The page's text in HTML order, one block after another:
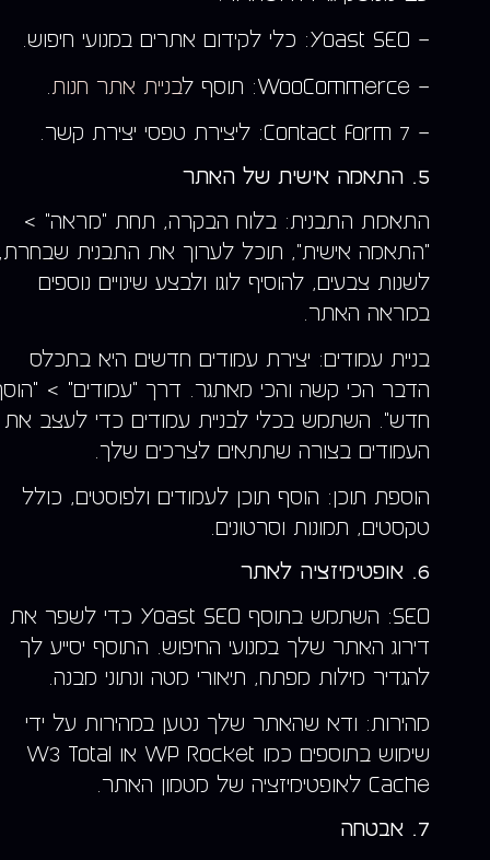
– Yoast SEO: כלי לקידום אתרים במנועי חיפוש.
– WooCommerce: תוסף ל בניית אתר חנות
– Contact Form 7: ליצירת טפסי יצירת קשר.
5. התאמה אישית של האתר
התאמת התבנית: בלוח הבקרה, תחת "מראה" >
"התאמה אישית", תוכל לערוך את התבנית
לשנות צבעים, להוסיף לוגו ולבצע שינויים נוספים
במראה האתר.
בניית עמודים: יצירת עמודים חדשים היא בתכלס
הדבר הכי קשה והכי מאתגר. דרך "עמודים" >
חדש". השתמש בכלי לבניית עמודים כדי לעצב את
העמודים בצורה שתתאים לצרכים שלך.
הוספת תוכן: הוסף תוכן לעמודים ולפוסטים, כולל
טקסטים, תמונות וסרטונים.
6. אופטימיזציה לאתר
SEO: השתמש בתוסף Yoast SEO כדי לשפר את
דירוג האתר שלך במנועי החיפוש. התוסף יסייע לך
להגדיר מילות מפתח, תיאורי מטה ונתוני מבנה.
מהירות: ודא שהאתר שלך נטען במהירות על ידי
שימוש בתוספים כמו WP Rocket או W3 Total
Cache לאופטימיזציה של מטמון האתר.
7. אבטחה